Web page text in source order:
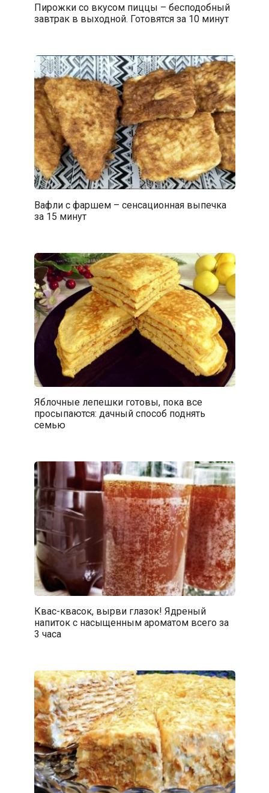
Пирожки со вкусом пиццы – бесподобный
завтрак в выходной. Готовятся за 10 минут
Вафли с фаршем – сенсационная выпечка
за 15 минут
Яблочные лепешки готовы, пока все
просыпаются: дачный способ поднять
семью
Квас-квасок, вырви глазок! Ядреный
напиток с насыщенным ароматом всего за
3 часа